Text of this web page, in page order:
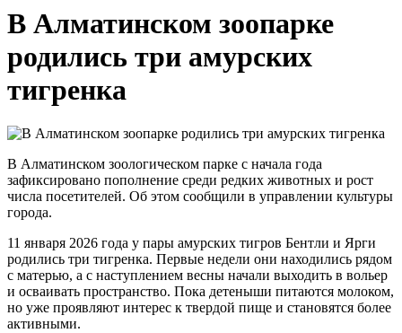
В Алматинском зоопарке
родились три амурских
тигренка
В Алматинском зоологическом парке с начала года
зафиксировано пополнение среди редких животных и рост
числа посетителей. Об этом сообщили в управлении культуры
города.
11 января 2026 года у пары амурских тигров Бентли и Ярги
родились три тигренка. Первые недели они находились рядом
с матерью, а с наступлением весны начали выходить в вольер
и осваивать пространство. Пока детеныши питаются молоком,
но уже проявляют интерес к твердой пище и становятся более
активными.